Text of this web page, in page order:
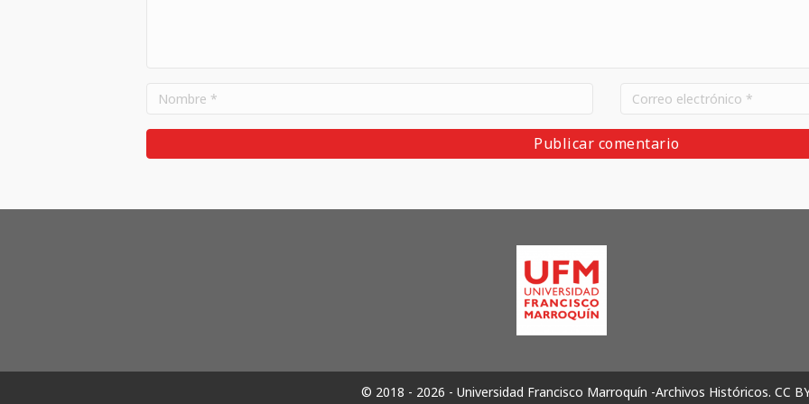
© 2018 - 2026 - Universidad Francisco Marroquín -Archivos Históricos. CC